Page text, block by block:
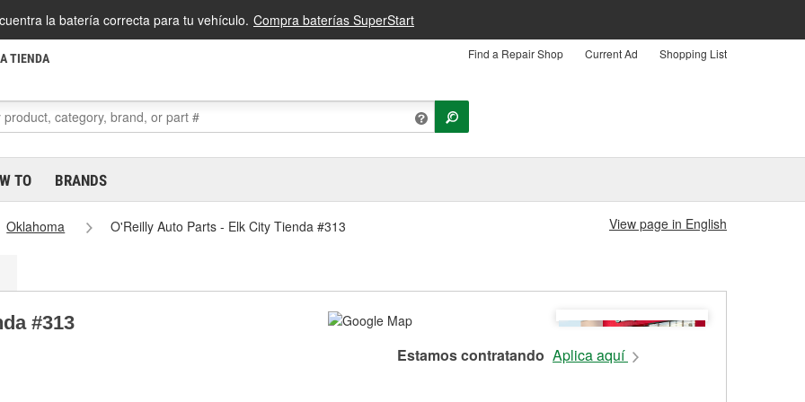
la batería correcta para tu vehículo. Compra baterías SuperStart
TIENDA Find a Repair Shop Current Ad Shopping List
TO BRANDS
Oklahoma O'Reilly Auto Parts - Elk City Tienda #313 View page in English
#313
Estamos contratando Aplica aquí